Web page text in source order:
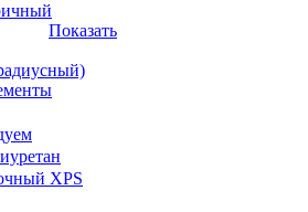
Показать
XPS